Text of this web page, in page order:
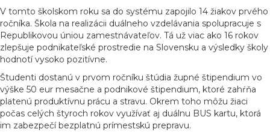
V tomto školskom roku sa do systému zapojilo 14 žiakov prvého
ročníka. Škola na realizácii duálneho vzdelávania spolupracuje s
Republikovou úniou zamestnávateľov. Tá už viac ako 16 rokov
zlepšuje podnikateľské prostredie na Slovensku a výsledky školy
hodnotí vysoko pozitívne.
Študenti dostanú v prvom ročníku štúdia župné štipendium vo
výške 50 eur mesačne a podnikové štipendium, ktoré zahŕňa
platenú produktívnu prácu a stravu. Okrem toho môžu žiaci
počas celých štyroch rokov využívať aj duálnu BUS kartu, ktorá
im zabezpečí bezplatnú prímestskú prepravu.